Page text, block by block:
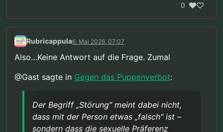
0
Rubricappula6. Mai 2026, 07:07
Also…Keine Antwort auf die Frage. Zumal
@Gast sagte in Gegen das Puppenverbot:
Der Begriff „Störung" meint dabei nicht,
dass mit der Person etwas „falsch" ist –
sondern dass die sexuelle Präferenz